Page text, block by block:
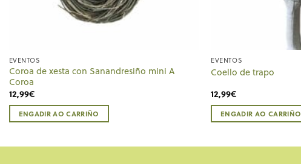
EVENTOS
Coroa de xesta con Sanandresiño mini A
Coroa
12,99€
ENGADIR AO CARRIÑO
EVENTOS
Coello de trapo
12,99€
ENGADIR AO CARRIÑO